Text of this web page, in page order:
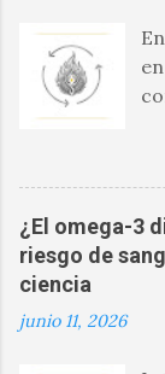
¿El omega-3
riesgo de
ciencia
junio 11, 2026